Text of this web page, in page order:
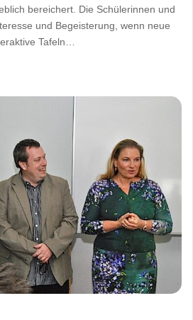
bereichert. Die Schülerinnen und
und Begeisterung, wenn neue
Tafeln…